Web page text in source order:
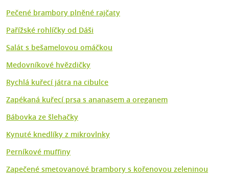
Pečené brambory plněné rajčaty
Pařížské rohlíčky od Dáši
Salát s bešamelovou omáčkou
Medovníkové hvězdičky
Rychlá kuřecí játra na cibulce
Zapékaná kuřecí prsa s ananasem a oreganem
Bábovka ze šlehačky
Kynuté knedlíky z mikrovlnky
Perníkové muffiny
Zapečené smetovanové brambory s kořenovou zeleninou